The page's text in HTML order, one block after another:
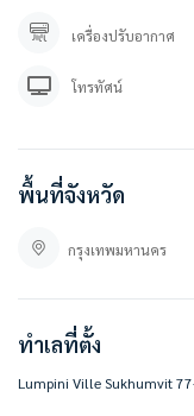
เครื่องปรับอากาศ
โทรทัศน์
พื้นที่จังหวัด
กรุงเทพมหานคร
ทำเลที่ตั้ง
Lumpini Ville Sukhumvit